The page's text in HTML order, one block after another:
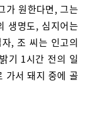
가 원한다면, 그는
생명도, 심지어는
, 조 씨는 인고의
기 1시간 전의 일
가서 돼지 중에 골